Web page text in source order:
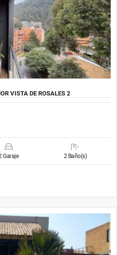
VISTA DE ROSALES 2
Garaje 2 Baño(s)